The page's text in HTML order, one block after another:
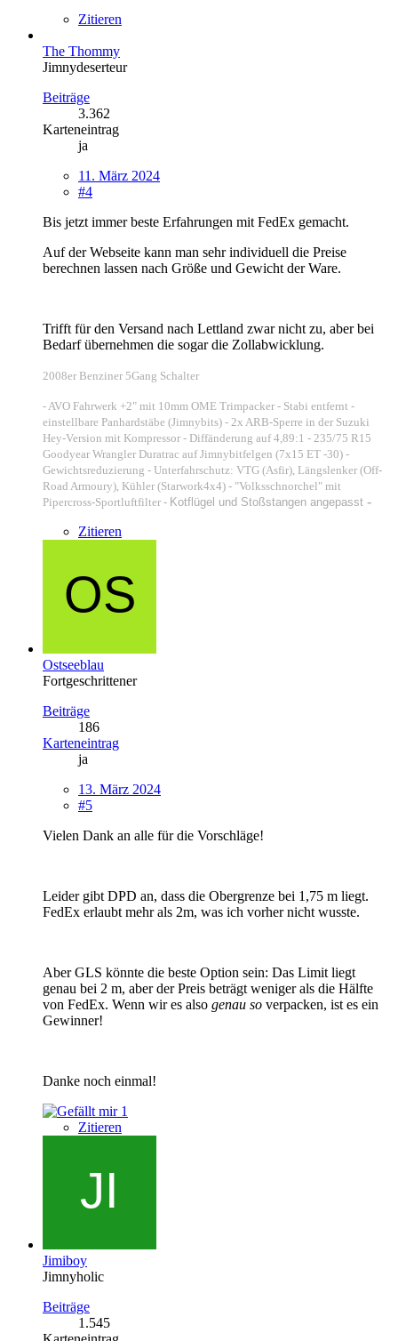
Zitieren
The Thommy
Jimnydeserteur
Beiträge
3.362
Karteneintrag
ja
11. März 2024
#4
Bis jetzt immer beste Erfahrungen mit FedEx gemacht.
Auf der Webseite kann man sehr individuell die Preise
berechnen lassen nach Größe und Gewicht der Ware.
Trifft für den Versand nach Lettland zwar nicht zu, aber bei
Bedarf übernehmen die sogar die Zollabwicklung.
2008er Benziner 5Gang Schalter
- AVO Fahrwerk +2" mit 10mm OME Trimpacker - Stabi entfernt -
einstellbare Panhardstäbe (Jimnybits) - 2x ARB-Sperre in der Suzuki
Hey-Version mit Kompressor - Diffänderung auf 4,89:1 - 235/75 R15
Goodyear Wrangler Duratrac auf Jimnybitfelgen (7x15 ET -30) -
Gewichtsreduzierung - Unterfahrschutz: VTG (Asfir), Längslenker (Off-
Road Armoury), Kühler (Starwork4x4) - "Volksschnorchel" mit
Pipercross-Sportluftfilter - Kotflügel und Stoßstangen angepasst -
Zitieren
Ostseeblau
Fortgeschrittener
Beiträge
186
Karteneintrag
ja
13. März 2024
#5
Vielen Dank an alle für die Vorschläge!
Leider gibt DPD an, dass die Obergrenze bei 1,75 m liegt.
FedEx erlaubt mehr als 2m, was ich vorher nicht wusste.
Aber GLS könnte die beste Option sein: Das Limit liegt
genau bei 2 m, aber der Preis beträgt weniger als die Hälfte
von FedEx. Wenn wir es also genau so verpacken, ist es ein
Gewinner!
Danke noch einmal!
1
Zitieren
Jimiboy
Jimnyholic
Beiträge
1.545